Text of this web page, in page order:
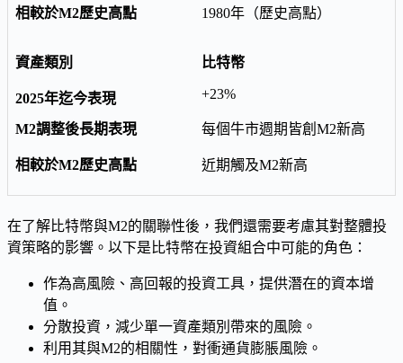
1980年（歷史高點）
比特幣
+23%
每個牛市週期皆創M2新高
近期觸及M2新高
在了解比特幣與M2的關聯性後，我們還需要考慮其對整體投
資策略的影響。以下是比特幣在投資組合中可能的角色：
作為高風險、高回報的投資工具，提供潛在的資本增
值。
分散投資，減少單一資產類別帶來的風險。
利用其與M2的相關性，對衝通貨膨脹風險。